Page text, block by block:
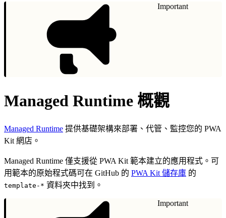
Important
Managed Runtime 概觀
Managed Runtime 提供基礎架構來部署、代管、監控您的 PWA
Kit 網店。
Managed Runtime 僅支援從 PWA Kit 範本建立的應用程式。可
用範本的原始程式碼可在 GitHub 的 PWA Kit 儲存庫 的
template-* 資料夾中找到。
Important